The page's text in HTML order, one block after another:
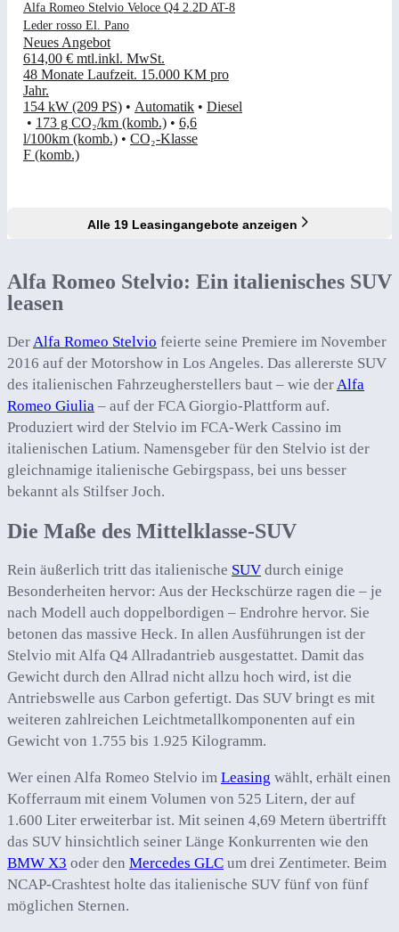
Alfa Romeo Stelvio Veloce Q4 2.2D AT-8
Leder rosso El. Pano
Neues Angebot
614,00 € mtl.inkl. MwSt.
48 Monate Laufzeit. 15.000 KM pro
Jahr.
154 kW (209 PS) • Automatik • Diesel
• 173 g CO₂/km (komb.) • 6,6
l/100km (komb.) • CO₂-Klasse
F (komb.)
Alle 19 Leasingangebote anzeigen
Alfa Romeo Stelvio: Ein italienisches SUV
leasen
DerAlfa Romeo Stelvio feierte seine Premiere im November
2016 auf der Motorshow in Los Angeles. Das allererste SUV
des italienischen Fahrzeugherstellers baut – wie derAlfa
Romeo Giulia – auf der FCA Giorgio-Plattform auf.
Produziert wird der Stelvio im FCA-Werk Cassino im
italienischen Latium. Namensgeber für den Stelvio ist der
gleichnamige italienische Gebirgspass, bei uns besser
bekannt als Stilfser Joch.
Die Maße des Mittelklasse-SUV
Rein äußerlich tritt das italienische SUV durch einige
Besonderheiten hervor: Aus der Heckschürze ragen die – je
nach Modell auch doppelbordigen – Endrohre hervor. Sie
betonen das massive Heck. In allen Ausführungen ist der
Stelvio mit Alfa Q4 Allradantrieb ausgestattet. Damit das
Gewicht durch den Allrad nicht allzu hoch wird, ist die
Antriebswelle aus Carbon gefertigt. Das SUV bringt es mit
weiteren zahlreichen Leichtmetallkomponenten auf ein
Gewicht von 1.755 bis 1.925 Kilogramm.
Wer einen Alfa Romeo Stelvio im Leasing wählt, erhält einen
Kofferraum mit einem Volumen von 525 Litern, der auf
1.600 Liter erweiterbar ist. Mit seinen 4,69 Metern übertrifft
das SUV hinsichtlich seiner Länge Konkurrenten wie den
BMW X3 oder den Mercedes GLC um drei Zentimeter. Beim
NCAP-Crashtest holte das italienische SUV fünf von fünf
möglichen Sternen.